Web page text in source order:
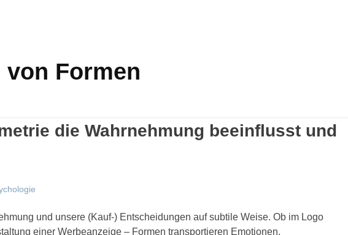
Formen
die Wahrnehmung beeinflusst und
und unsere (Kauf-) Entscheidungen auf subtile Weise. Ob im Logo
einer Werbeanzeige – Formen transportieren Emotionen,